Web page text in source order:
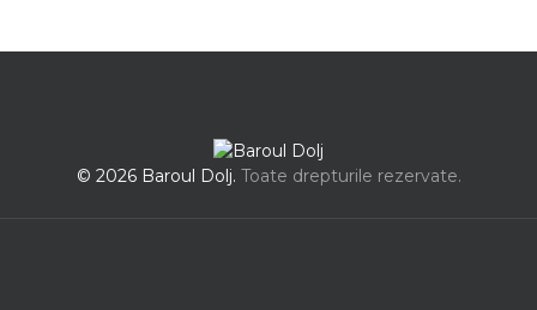
© 2026 Baroul Dolj. Toate drepturile rezervate.